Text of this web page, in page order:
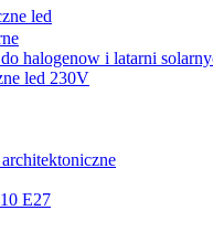
led
halogenow i latarni
led 230V
E27